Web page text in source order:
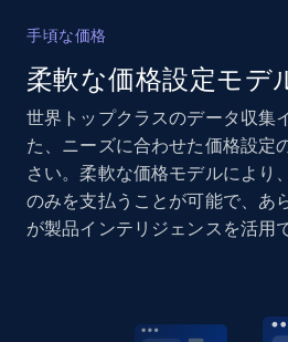
Home Depot US -
specific category URL
URL, Domain, Country code,
Sku, Product id, Product name,
and more.
手頃な価格
柔軟な価格設定モデ
世界トップクラスのデータ収集
た、ニーズに合わせた価格設定
さい。柔軟な価格モデルにより
のみを支払うことが可能で、あ
が製品インテリジェンスを活用